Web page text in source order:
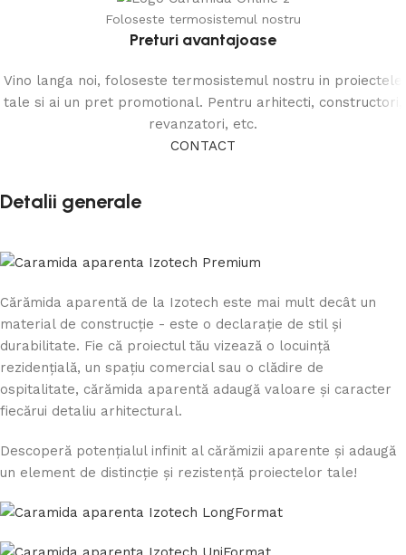
Foloseste termosistemul nostru
Preturi avantajoase
Vino langa noi, foloseste termosistemul nostru in proiectele
tale si ai un pret promotional. Pentru arhitecti, constructori,
revanzatori, etc.
CONTACT
Detalii generale
Cărămida aparentă de la Izotech este mai mult decât un
material de construcție - este o declarație de stil și
durabilitate. Fie că proiectul tău vizează o locuință
rezidențială, un spațiu comercial sau o clădire de
ospitalitate, cărămida aparentă adaugă valoare și caracter
fiecărui detaliu arhitectural.
Descoperă potențialul infinit al cărămizii aparente și adaugă
un element de distincție și rezistență proiectelor tale!